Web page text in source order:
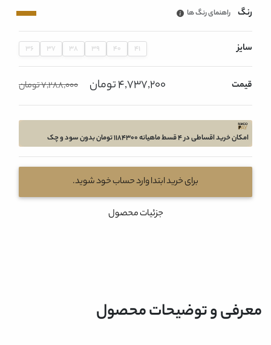
رنگ راهنمای رنگ ها
سایز 36 37 38 39 40
قیمت 4,737,200 تومان 7,288,000 تومان
امکان خرید اقساطی در 4 قسط ماهیانه 1184300 تومان بدون سود و چک
برای خرید ابتدا وارد حساب خود شوید.
جزئیات محصول
معرفی و توضیحات محصول